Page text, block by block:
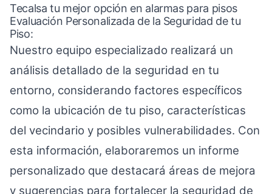
Tecalsa tu mejor opción en alarmas para pisos
Evaluación Personalizada de la Seguridad de tu
Piso:
Nuestro equipo especializado realizará un
análisis detallado de la seguridad en tu
entorno, considerando factores específicos
como la ubicación de tu piso, características
del vecindario y posibles vulnerabilidades. Con
esta información, elaboraremos un informe
personalizado que destacará áreas de mejora
y sugerencias para fortalecer la seguridad de